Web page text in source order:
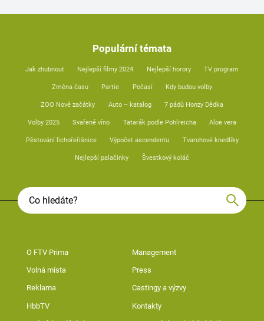
Populární témata
Jak zhubnout Nejlepší filmy 2024 Nejlepší horory TV program
Změna času Partie Počasí Kdy budou volby
ZOO Nové začátky Auto – katalog 7 pádů Honzy Dědka
Volby 2025 Svařené víno Tatarák podle Pohlreicha Aloe vera
Pěstování lichořeřišnice Výpočet ascendentu Tvarohové knedlíky
Nejlepší palačinky Švestkový koláč
O FTV Prima Management
Volná místa Press
Reklama Castingy a výzvy
HbbTV Kontakty